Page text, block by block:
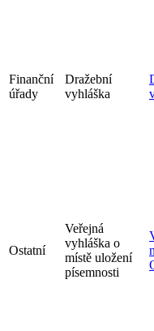
Finanční
úřady
Dražební
vyhláška
Ostatní
Veřejná
vyhláška o
místě uložení
písemnosti